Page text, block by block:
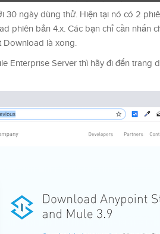
ngày dùng thử. Hiện tại nó có 2
bản 4.x. Các bạn chỉ cần nhấn
Download là xong.
Enterprise Server thì hãy đi đến trang